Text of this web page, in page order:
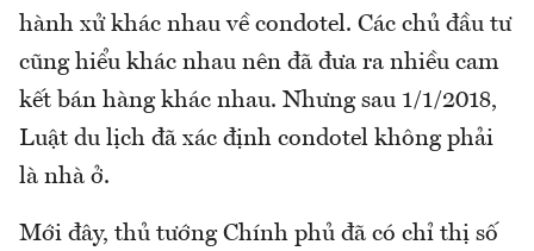
hành xử khác nhau về condotel. Các chủ đầu tư
cũng hiểu khác nhau nên đã đưa ra nhiều cam
kết bán hàng khác nhau. Nhưng sau 1/1/2018,
Luật du lịch đã xác định condotel không phải
là nhà ở.
Mới đây, thủ tướng Chính phủ đã có chỉ thị số